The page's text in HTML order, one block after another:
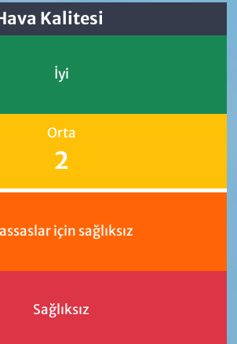
Kalitesi
İyi
Orta
2
için sağlıksız
Sağlıksız